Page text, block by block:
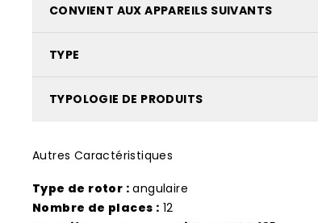
CONVIENT AUX APPAREILS SUIVANTS
TYPE
TYPOLOGIE DE PRODUITS
Autres Caractéristiques
Type de rotor : angulaire
Nombre de places : 12